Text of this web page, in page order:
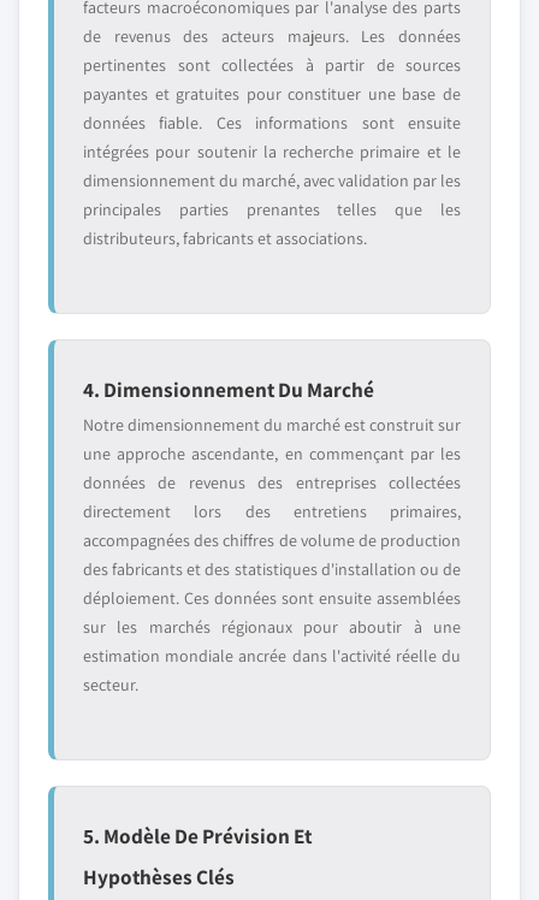
facteurs macroéconomiques par l'analyse des parts
de revenus des acteurs majeurs. Les données
pertinentes sont collectées à partir de sources
payantes et gratuites pour constituer une base de
données fiable. Ces informations sont ensuite
intégrées pour soutenir la recherche primaire et le
dimensionnement du marché, avec validation par les
principales parties prenantes telles que les
distributeurs, fabricants et associations.
4. Dimensionnement Du Marché
Notre dimensionnement du marché est construit sur
une approche ascendante, en commençant par les
données de revenus des entreprises collectées
directement lors des entretiens primaires,
accompagnées des chiffres de volume de production
des fabricants et des statistiques d'installation ou de
déploiement. Ces données sont ensuite assemblées
sur les marchés régionaux pour aboutir à une
estimation mondiale ancrée dans l'activité réelle du
secteur.
5. Modèle De Prévision Et
Hypothèses Clés